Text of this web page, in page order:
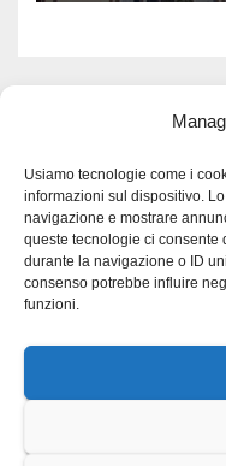
Usiamo tecnologie come i
informazioni sul dispositivo.
navigazione e mostrare
queste tecnologie ci consente
durante la navigazione o ID
consenso potrebbe influire
funzioni.
Proudly powered by